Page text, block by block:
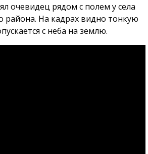
очевидец рядом с полем у села
района. На кадрах видно тонкую
с неба на землю.